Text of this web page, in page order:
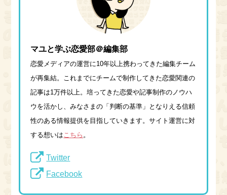
マユと学ぶ恋愛部＠編集部
恋愛メディアの運営に10年以上携わってきた編集チーム
が再集結。これまでにチームで制作してきた恋愛関連の
記事は1万件以上。培ってきた恋愛や記事制作のノウハ
ウを活かし、みなさまの「判断の基準」となりえる信頼
性のある情報提供を目指していきます。サイト運営に対
する想いはこちら 。
Twitter
Facebook